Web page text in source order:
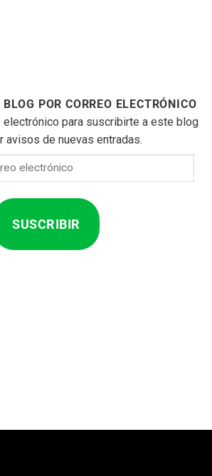
POR CORREO ELECTRÓNICO
electrónico para suscribirte a este blog
avisos de nuevas entradas.
SUSCRIBIR